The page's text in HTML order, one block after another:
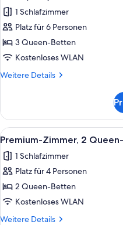
für
Suite
(Loft)
anzeigen
1 Schlafzimmer
Platz für 6 Personen
3 Queen-Betten
Kostenloses WLAN
Weitere Details
Weitere
(Loft)
Alle
Fotos
für
Premium-
Zimmer,
2 Queen-
Betten
2
Premium-Zimmer, 2
1 Schlafzimmer
Platz für 4 Personen
2 Queen-Betten
Kostenloses WLAN
Weitere Details
Weitere